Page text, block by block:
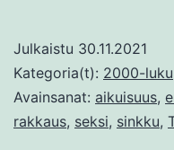
Julkaistu 30.11.2021
Kategoria(t): 2000-luku
Avainsanat: aikuisuus,
rakkaus, seksi, sinkku,